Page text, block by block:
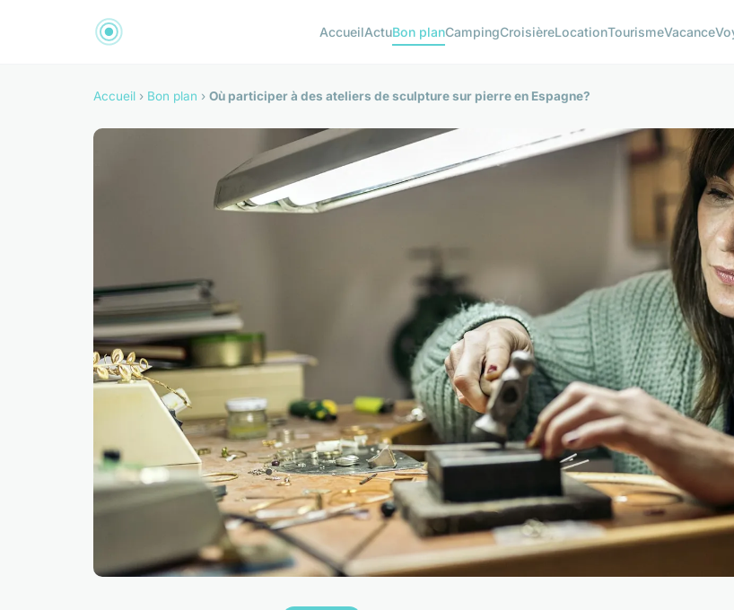
AccueilActuBon planCampingCroisièreLocationTourismeVacance
Accueil › Bon plan › Où participer à des ateliers de sculpture sur pierre en Espagne?